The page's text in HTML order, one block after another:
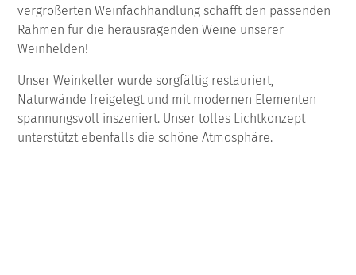
vergrößerten Weinfachhandlung schafft den passenden
Rahmen für die herausragenden Weine unserer
Weinhelden!
Unser Weinkeller wurde sorgfältig restauriert,
Naturwände freigelegt und mit modernen Elementen
spannungsvoll inszeniert. Unser tolles Lichtkonzept
unterstützt ebenfalls die schöne Atmosphäre.